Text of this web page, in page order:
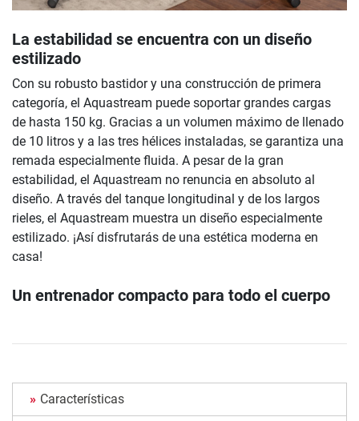
La estabilidad se encuentra con un diseño
estilizado
Con su robusto bastidor y una construcción de primera
categoría, el Aquastream puede soportar grandes cargas
de hasta 150 kg. Gracias a un volumen máximo de llenado
de 10 litros y a las tres hélices instaladas, se garantiza una
remada especialmente fluida. A pesar de la gran
estabilidad, el Aquastream no renuncia en absoluto al
diseño. A través del tanque longitudinal y de los largos
rieles, el Aquastream muestra un diseño especialmente
estilizado. ¡Así disfrutarás de una estética moderna en
casa!
Un entrenador compacto para todo el cuerpo
Características